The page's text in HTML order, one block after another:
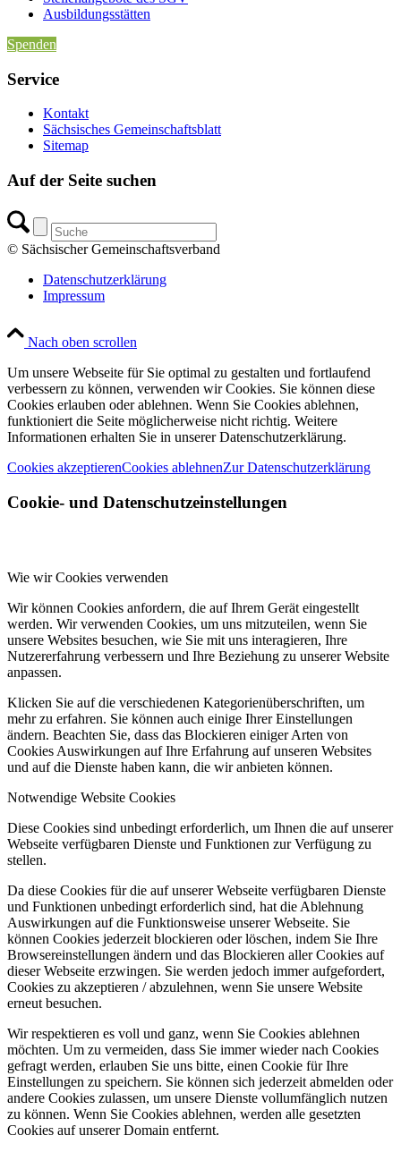
Ausbildungsstätten
Spenden
Service
Kontakt
Sächsisches Gemeinschaftsblatt
Sitemap
Auf der Seite suchen
© Sächsischer Gemeinschaftsverband
Datenschutzerklärung
Impressum
Nach oben scrollen
Um unsere Webseite für Sie optimal zu gestalten und fortlaufend
verbessern zu können, verwenden wir Cookies. Sie können diese
Cookies erlauben oder ablehnen. Wenn Sie Cookies ablehnen,
funktioniert die Seite möglicherweise nicht richtig. Weitere
Informationen erhalten Sie in unserer Datenschutzerklärung.
Cookies akzeptierenCookies ablehnenZur Datenschutzerklärung
Cookie- und Datenschutzeinstellungen
Wie wir Cookies verwenden
Wir können Cookies anfordern, die auf Ihrem Gerät eingestellt
werden. Wir verwenden Cookies, um uns mitzuteilen, wenn Sie
unsere Websites besuchen, wie Sie mit uns interagieren, Ihre
Nutzererfahrung verbessern und Ihre Beziehung zu unserer Website
anpassen.
Klicken Sie auf die verschiedenen Kategorienüberschriften, um
mehr zu erfahren. Sie können auch einige Ihrer Einstellungen
ändern. Beachten Sie, dass das Blockieren einiger Arten von
Cookies Auswirkungen auf Ihre Erfahrung auf unseren Websites
und auf die Dienste haben kann, die wir anbieten können.
Notwendige Website Cookies
Diese Cookies sind unbedingt erforderlich, um Ihnen die auf unserer
Webseite verfügbaren Dienste und Funktionen zur Verfügung zu
stellen.
Da diese Cookies für die auf unserer Webseite verfügbaren Dienste
und Funktionen unbedingt erforderlich sind, hat die Ablehnung
Auswirkungen auf die Funktionsweise unserer Webseite. Sie
können Cookies jederzeit blockieren oder löschen, indem Sie Ihre
Browsereinstellungen ändern und das Blockieren aller Cookies auf
dieser Webseite erzwingen. Sie werden jedoch immer aufgefordert,
Cookies zu akzeptieren / abzulehnen, wenn Sie unsere Website
erneut besuchen.
Wir respektieren es voll und ganz, wenn Sie Cookies ablehnen
möchten. Um zu vermeiden, dass Sie immer wieder nach Cookies
gefragt werden, erlauben Sie uns bitte, einen Cookie für Ihre
Einstellungen zu speichern. Sie können sich jederzeit abmelden oder
andere Cookies zulassen, um unsere Dienste vollumfänglich nutzen
zu können. Wenn Sie Cookies ablehnen, werden alle gesetzten
Cookies auf unserer Domain entfernt.